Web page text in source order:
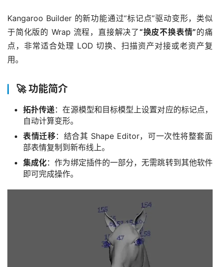
Kangaroo Builder 的新功能通过“标记点”驱动变形，类似
于简化版的 Wrap 流程，直接解决了“换皮不换表情”的痛
点，非常适合处理 LOD 切换、扫描资产对接或老资产复
用。
🚀 功能简介
拓扑传递：在源模型和目标模型上设置对应的标记点，
自动计算变形。
表情迁移：结合其 Shape Editor，可一次性将整套面
部表情复制到新布线上。
集成化：作为绑定插件的一部分，无需跳转到其他软件
即可完成操作。